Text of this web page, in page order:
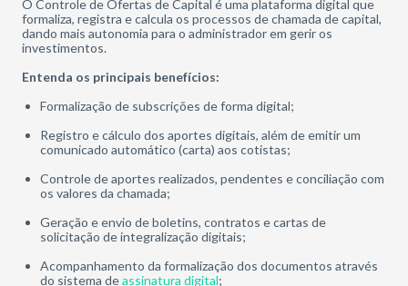
O Controle de Ofertas de Capital é uma plataforma digital que
formaliza, registra e calcula os processos de chamada de capital,
dando mais autonomia para o administrador em gerir os
investimentos.
Entenda os principais benefícios:
Formalização de subscrições de forma digital;
Registro e cálculo dos aportes digitais, além de emitir um
comunicado automático (carta) aos cotistas;
Controle de aportes realizados, pendentes e conciliação com
os valores da chamada;
Geração e envio de boletins, contratos e cartas de
solicitação de integralização digitais;
Acompanhamento da formalização dos documentos através
do sistema deassinatura digital;